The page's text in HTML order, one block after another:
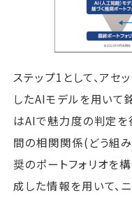
ステップ1として、アセ
したAIモデルを用いて
はAIで魅力度の判定を
間の相関関係(どう組
奨のポートフォリオを
成した情報を用いて、